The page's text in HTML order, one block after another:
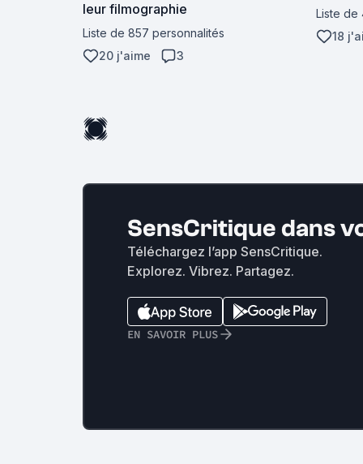
leur filmographie
Liste de 857 personnalités
20 j'aime
3
Liste de
18
SensCritique dans
Téléchargez l’app SensCritique.
Explorez. Vibrez. Partagez.
EN SAVOIR PLUS